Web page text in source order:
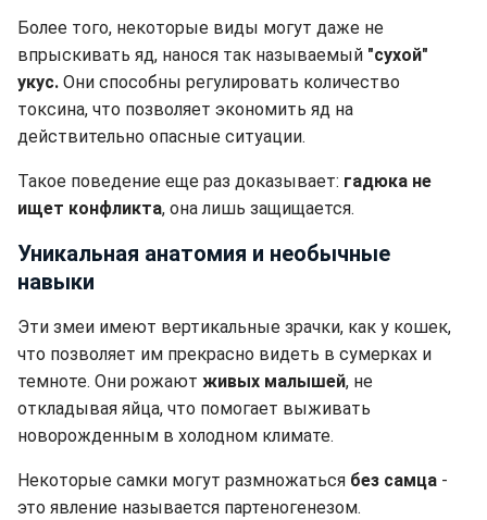
Более того, некоторые виды могут даже не
впрыскивать яд, нанося так называемый "сухой"
укус. Они способны регулировать количество
токсина, что позволяет экономить яд на
действительно опасные ситуации.
Такое поведение еще раз доказывает: гадюка не
ищет конфликта, она лишь защищается.
Уникальная анатомия и необычные
навыки
Эти змеи имеют вертикальные зрачки, как у кошек,
что позволяет им прекрасно видеть в сумерках и
темноте. Они рожают живых малышей, не
откладывая яйца, что помогает выживать
новорожденным в холодном климате.
Некоторые самки могут размножаться без самца -
это явление называется партеногенезом.